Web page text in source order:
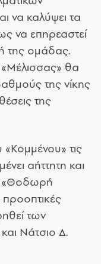
να καλύψει τα
να επηρεαστεί
της ομάδας.
«Μέλισσας» θα
της νίκης
της
τις
αήττητη και
«Θοδωρή
των
Νάτσιο Δ.